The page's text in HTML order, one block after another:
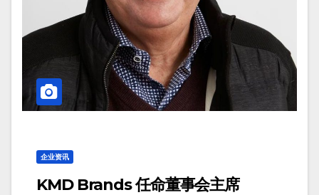
企业资讯
KMD Brands 任命董事会主席